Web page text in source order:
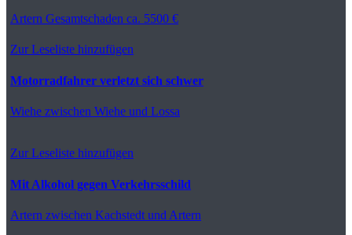
Artern Gesamtschaden ca. 5500 €
Zur Leseliste hinzufügen
Motorradfahrer verletzt sich schwer
Wiehe zwischen Wiehe und Lossa
Zur Leseliste hinzufügen
Mit Alkohol gegen Verkehrsschild
Artern zwischen Kachstedt und Artern